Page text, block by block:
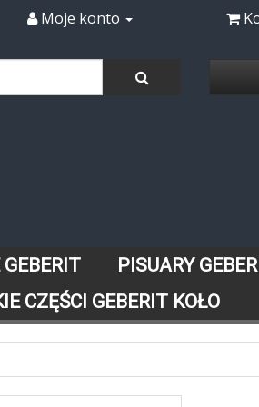
Moje konto
PISUARY
CZĘŚCI GEBERIT KOŁO